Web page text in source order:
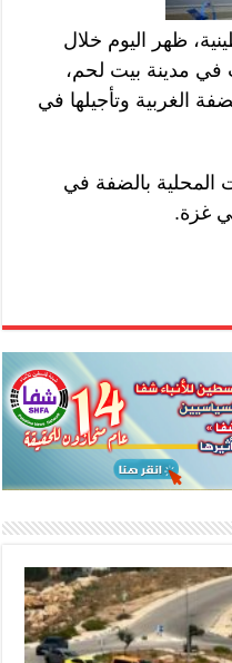
ظهر اليوم خلال
في مدينة بيت لحم،
الغربية وتأجيلها في
المحلية بالضفة في
غزة.